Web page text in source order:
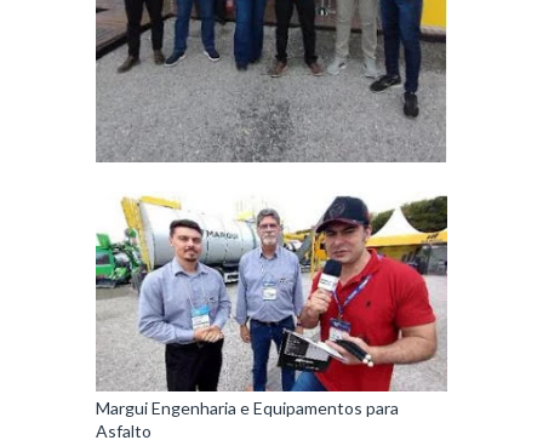
Margui Engenharia e Equipamentos para
Asfalto